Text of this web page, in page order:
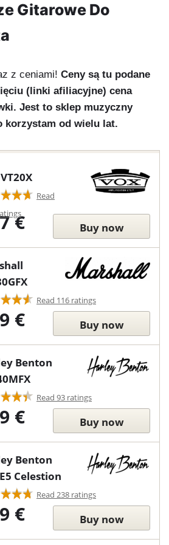
Gitarowe Do
z ceniami! Ceny są tu podane
(linki afiliacyjne) cena
Jest to sklep muzyczny
korzystam od wielu lat.
Read
€ Buy now
Read 116 ratings
€ Buy now
Benton
Read 93 ratings
€ Buy now
Benton
Celestion
Read 238 ratings
€ Buy now